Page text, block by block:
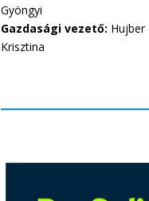
Gyöngyi
Gazdasági vezető: Hujber
Krisztina